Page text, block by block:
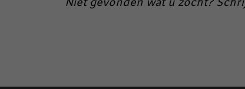
Niet gevonden wat u zocht?